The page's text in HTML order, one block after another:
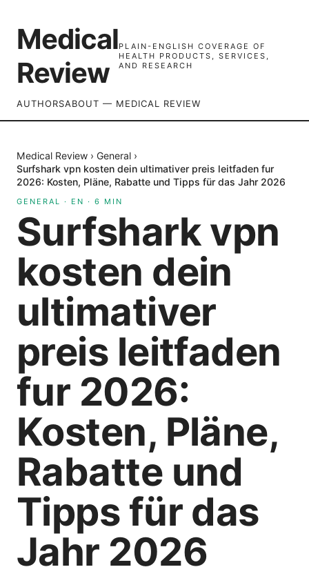
Medical
Review
PLAIN-ENGLISH COVERAGE OF
HEALTH PRODUCTS, SERVICES,
AND RESEARCH
AUTHORSABOUT — MEDICAL REVIEW
Medical Review › General ›
Surfshark vpn kosten dein ultimativer preis leitfaden fur
2026: Kosten, Pläne, Rabatte und Tipps für das Jahr 2026
GENERAL · EN · 6 MIN
Surfshark vpn
kosten dein
ultimativer
preis leitfaden
fur 2026:
Kosten, Pläne,
Rabatte und
Tipps für das
Jahr 2026